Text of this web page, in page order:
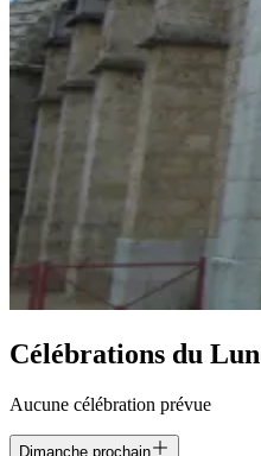
Célébrations du
Aucune célébration prévue
Dimanche prochain